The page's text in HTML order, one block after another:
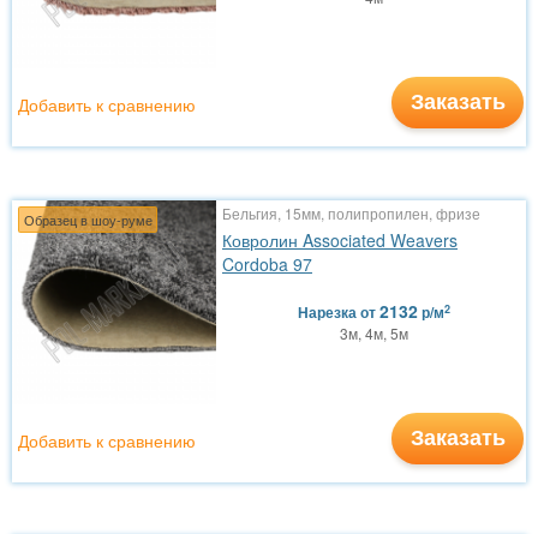
Заказать
Добавить к сравнению
Образец в шоу-руме Бельгия, 15мм, полипропилен, фризе
Ковролин Associated Weavers
Cordoba 97
Нарезкаот2132р/м2
3м, 4м, 5м
Заказать
Добавить к сравнению